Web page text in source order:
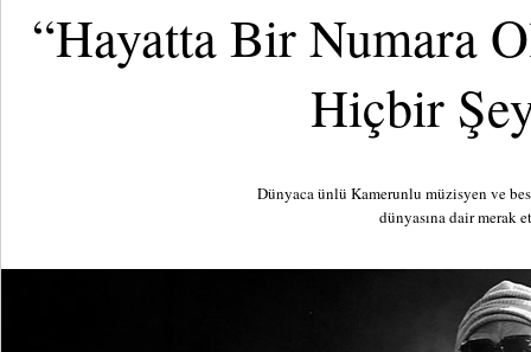
“Hayatta Bir Numara
Hiçbir
Dünyaca ünlü Kamerunlu müzisyen ve
dünyasına dair merak